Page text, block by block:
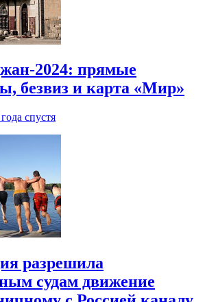
2024: прямые
безвиз и карта «Мир»
спустя
разрешила
судам движение